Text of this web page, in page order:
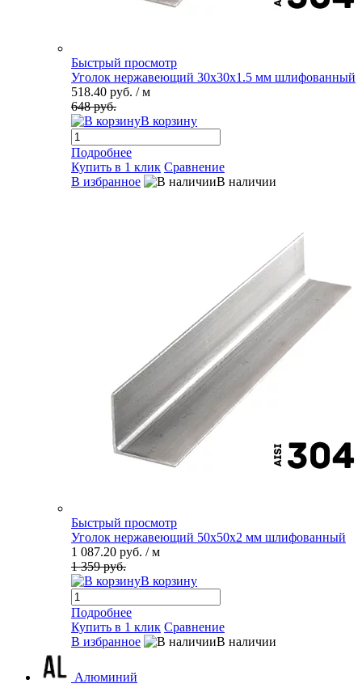
Быстрый просмотр
Уголок нержавеющий 30х30х1.5 мм шлифованный
518.40 руб. / м
648 руб.
В корзину
Подробнее
Купить в 1 клик Сравнение
В избранное
В наличии
Быстрый просмотр
Уголок нержавеющий 50х50х2 мм шлифованный
1 087.20 руб. / м
1 359 руб.
В корзину
Подробнее
Купить в 1 клик Сравнение
В избранное
В наличии
Алюминий